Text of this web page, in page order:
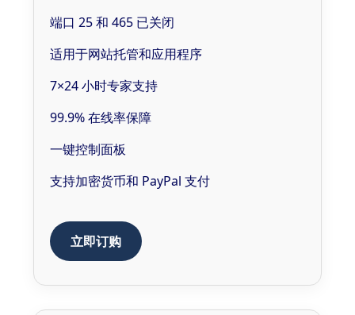
端口 25 和 465 已关闭
适用于网站托管和应用程序
7×24 小时专家支持
99.9% 在线率保障
一键控制面板
支持加密货币和 PayPal 支付
立即订购